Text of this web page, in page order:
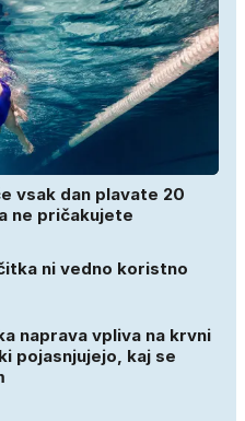
vsak dan plavate 20
ne pričakujete
ni vedno koristno
naprava vpliva na krvni
pojasnjujejo, kaj se